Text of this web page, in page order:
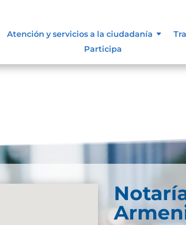
Atención y servicios a la ciudadanía
Participa